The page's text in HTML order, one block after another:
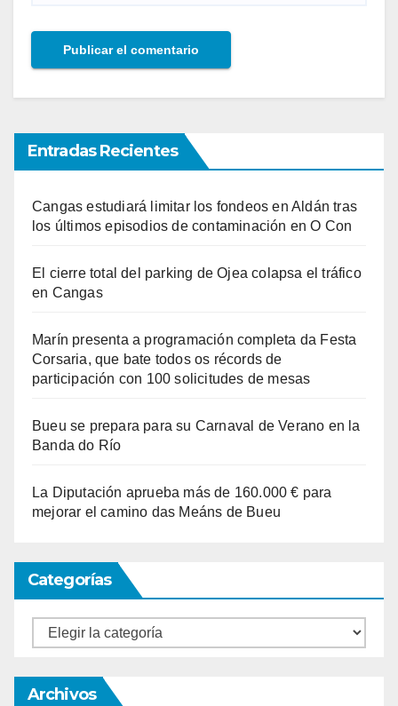
Entradas Recientes
Cangas estudiará limitar los fondeos en Aldán tras
los últimos episodios de contaminación en O Con
El cierre total del parking de Ojea colapsa el tráfico
en Cangas
Marín presenta a programación completa da Festa
Corsaria, que bate todos os récords de
participación con 100 solicitudes de mesas
Bueu se prepara para su Carnaval de Verano en la
Banda do Río
La Diputación aprueba más de 160.000 € para
mejorar el camino das Meáns de Bueu
Categorías
Categorías
Archivos